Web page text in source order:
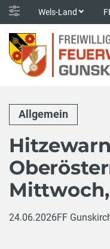
Wels-Land
Allgemein
24.06.2026FF